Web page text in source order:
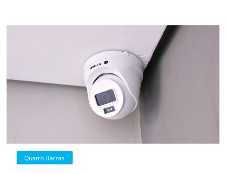
Quatro Barras